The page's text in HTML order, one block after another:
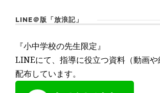
LINE＠版「放浪記」
『小中学校の先生限定』
LINEにて、指導に役立つ資料（動画
配布しています。